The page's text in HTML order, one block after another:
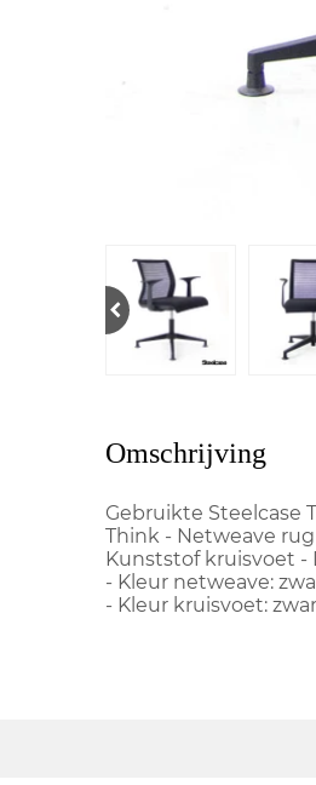
Omschrijving
Gebruikte Steelcase
Think - Netweave
Kunststof kruisvoet
- Kleur netweave:
- Kleur kruisvoet: